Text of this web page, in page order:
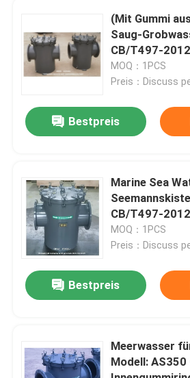
Über uns
Fabrik Tour
Kontakt
Referenzen
Marine-Entlüftungskopf
Marine Sea Water Strainer
(Mit Gummi
Saug-
CB/T497-
MOQ：1PCS
Preis：Discuss
Bestpreis
Marine Sea
CB/T497-
Gummi-RINGES
MOQ：1PCS
Preis：Discuss
Bestpreis
Meerwasser
Modell: